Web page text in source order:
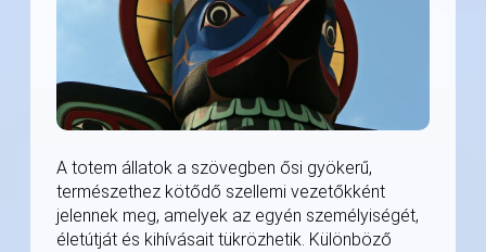
A totem állatok a szövegben ősi gyökerű,
természethez kötődő szellemi vezetőkként
jelennek meg, amelyek az egyén személyiségét,
életútját és kihívásait tükrözhetik. Különböző